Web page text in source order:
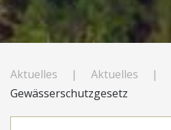
Aktuelles Aktuelles
Gewässerschutzgesetz